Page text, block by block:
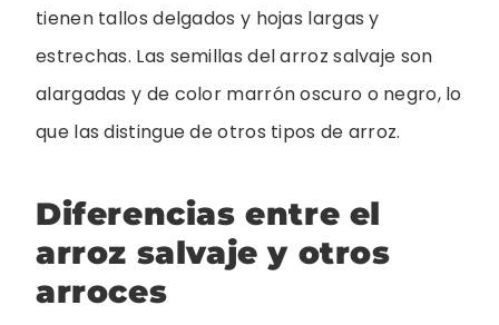
tienen tallos delgados y hojas largas y
estrechas. Las semillas del arroz salvaje son
alargadas y de color marrón oscuro o negro, lo
que las distingue de otros tipos de arroz.
Diferencias entre el
arroz salvaje y otros
arroces